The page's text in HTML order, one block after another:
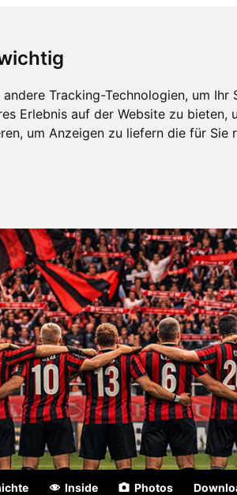
Tracking-Technologien, um
Erlebnis auf der Website zu bieten,
, um Anzeigen zu liefern die für Sie
Inside Photos